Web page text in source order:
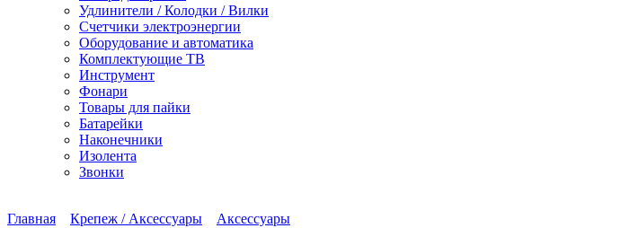
Удлинители / Колодки / Вилки
Счетчики электроэнергии
Оборудование и автоматика
Комплектующие ТВ
Инструмент
Фонари
Товары для пайки
Батарейки
Наконечники
Изолента
Звонки
Главная Крепеж / Аксессуары Аксессуары